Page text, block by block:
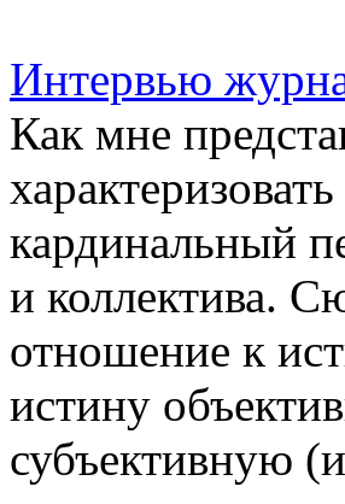
Интервью
Как мне
кардинальный
и коллектива.
отношение к
истину
субъективную